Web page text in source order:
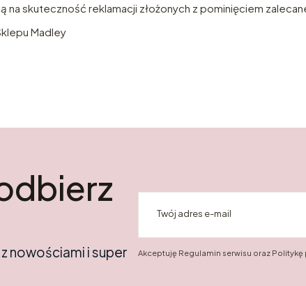
skuteczność reklamacji złożonych z pominięciem
Madley
nowościami i super
Twój adres e-mail
Akceptuję Regulamin serwisu oraz Politykę